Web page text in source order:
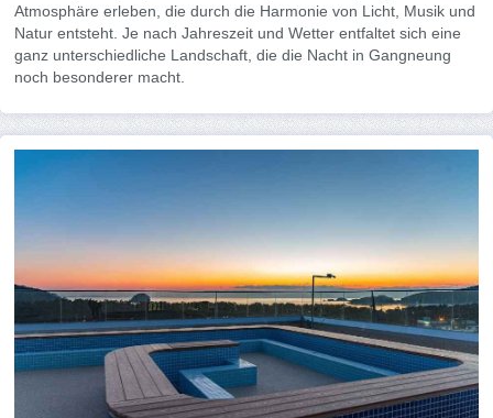
Atmosphäre erleben, die durch die Harmonie von Licht, Musik und
Natur entsteht. Je nach Jahreszeit und Wetter entfaltet sich eine
ganz unterschiedliche Landschaft, die die Nacht in Gangneung
noch besonderer macht.